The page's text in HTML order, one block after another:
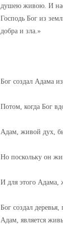
душею живою. И
Господь Бог из
добра и зла.»
Бог создал Адама
Потом, когда Бог
Адам, живой дух,
Но поскольку он
И для этого Адама,
Бог создал
Адам, является